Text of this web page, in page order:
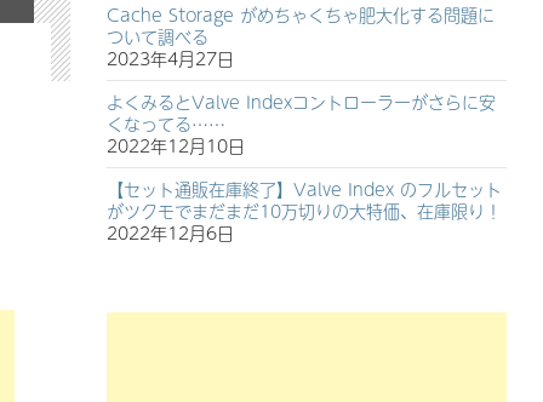
Cache Storage がめちゃくちゃ肥大化する問題に
ついて調べる
2023年4月27日
よくみるとValve Indexコントローラーがさらに安
くなってる……
2022年12月10日
【セット通販在庫終了】Valve Index のフルセット
がツクモでまだまだ10万切りの大特価、在庫限り！
2022年12月6日